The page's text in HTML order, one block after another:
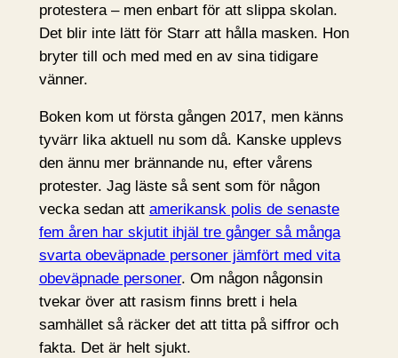
protestera – men enbart för att slippa skolan.
Det blir inte lätt för Starr att hålla masken. Hon
bryter till och med med en av sina tidigare
vänner.
Boken kom ut första gången 2017, men känns
tyvärr lika aktuell nu som då. Kanske upplevs
den ännu mer brännande nu, efter vårens
protester. Jag läste så sent som för någon
vecka sedan att amerikansk polis de senaste
fem åren har skjutit ihjäl tre gånger så många
svarta obeväpnade personer jämfört med vita
obeväpnade personer. Om någon någonsin
tvekar över att rasism finns brett i hela
samhället så räcker det att titta på siffror och
fakta. Det är helt sjukt.